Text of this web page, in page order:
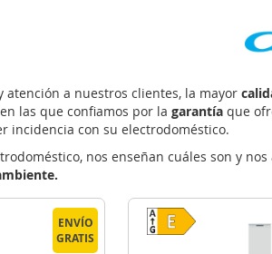
atención a nuestros clientes, la mayor
las que confiamos por la garantía que
incidencia con su electrodoméstico.
nos enseñan cuáles son y nos
ENVÍO
GRATIS